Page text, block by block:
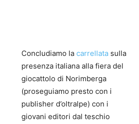
Concludiamo la carrellata sulla
presenza italiana alla fiera del
giocattolo di Norimberga
(proseguiamo presto con i
publisher d’oltralpe) con i
giovani editori dal teschio